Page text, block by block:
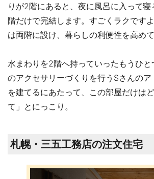
りが2階にあると、夜に風呂に入って
階だけで完結します。すごくラクです
は両階に設け、暮らしの利便性を高めて
水まわりを2階へ持っていったもうひ
のアクセサリーづくりを行うSさんの
を建てるにあたって、この部屋だけは
て」とにっこり。
札幌・三五工務店の注文住宅